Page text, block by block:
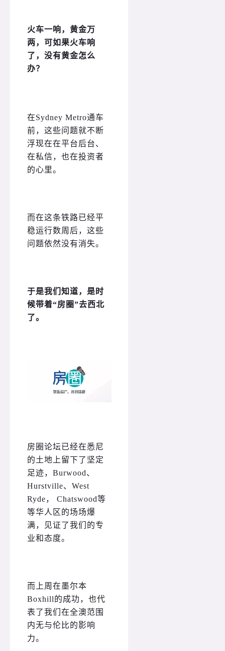
火车一响，黄金万
两，可如果火车响
了，没有黄金怎么
办？
在Sydney Metro通车
前，这些问题就不断
浮现在在平台后台、
在私信，也在投资者
的心里。
而在这条铁路已经平
稳运行数周后，这些
问题依然没有消失。
于是我们知道，是时
候带着“房圈”去西北
了。
房圈论坛已经在悉尼
的土地上留下了坚定
足迹，Burwood、
Hurstville、West
Ryde， Chatswood等
等华人区的场场爆
满，见证了我们的专
业和态度。
而上周在墨尔本
Boxhill的成功，也代
表了我们在全澳范围
内无与伦比的影响
力。